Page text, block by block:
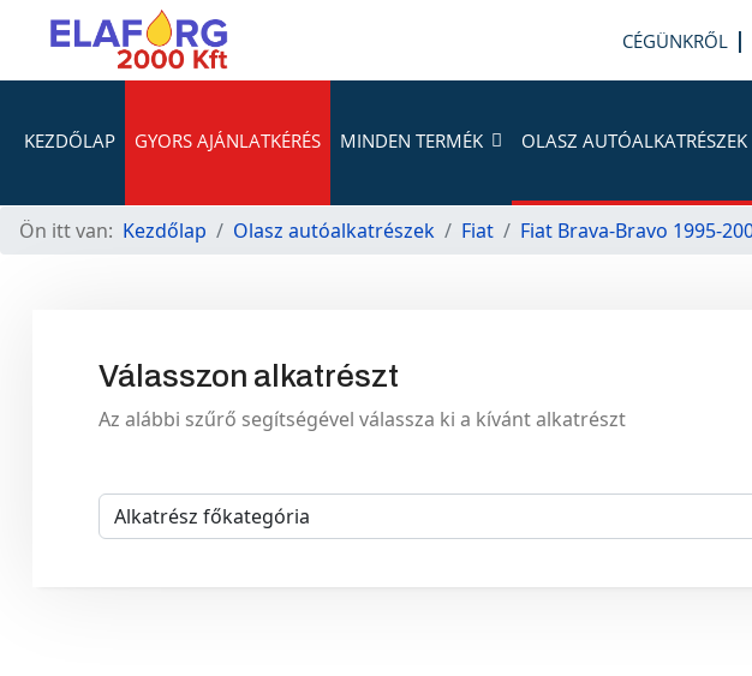
CÉGÜNKRŐL
KEZDŐLAP GYORS AJÁNLATKÉRÉS MINDEN TERMÉK OLASZ AUTÓALKATRÉSZEK
Ön itt van: Kezdőlap Olasz autóalkatrészek Fiat Fiat Brava-Bravo 1995-
Válasszon alkatrészt
Az alábbi szűrő segítségével válassza ki a kívánt alkatrészt